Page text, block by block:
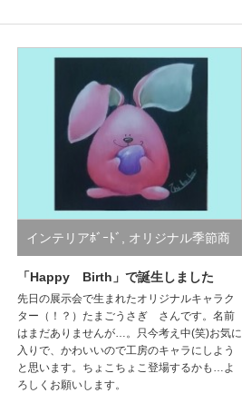
インテリアﾎﾞｰﾄﾞ オリジナル季節商
品
「Happy Birth」で誕生しました
先日の展示会で生まれたオリジナルキャラク
ター（！？）たまごうさぎ さんです。名前
はまだありませんが…。只今考え中(笑)お気に
入りで、かわいいので工房のキャラにしよう
と思います。ちょこちょこ登場するかも…よ
ろしくお願いします。